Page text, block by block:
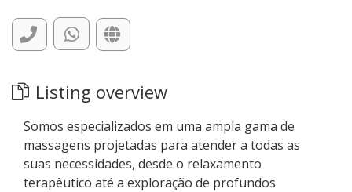
Listing overview
Somos especializados em uma ampla gama de
massagens projetadas para atender a todas as
suas necessidades, desde o relaxamento
terapêutico até a exploração de profundos